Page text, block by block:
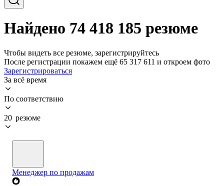
Найдено 74 418 185 резюме
Чтобы видеть все резюме, зарегистрируйтесь
После регистрации покажем ещё 65 317 611 и откроем фото
Зарегистрироваться
За всё время
По соответствию
20 резюме
Менеджер по продажам